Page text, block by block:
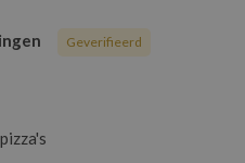
Geverifieerd